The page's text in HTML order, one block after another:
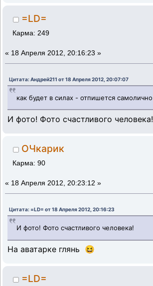
=LD=
Карма: 249
« 18 Апреля 2012, 20:16:23 »
Цитата: Андрей211 от 18 Апреля 2012, 20:07:07
как будет в силах - отпишется самолично
И фото! Фото счастливого человека!
ОЧкарик
Карма: 90
« 18 Апреля 2012, 20:23:12 »
Цитата: =LD= от 18 Апреля 2012, 20:16:23
И фото! Фото счастливого человека!
На аватарке глянь 😆
=LD=